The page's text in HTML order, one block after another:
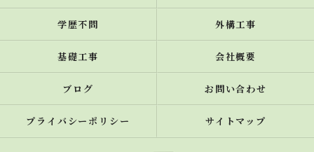
学歴不問 外構工事
基礎工事 会社概要
ブログ お問い合わせ
プライバシーポリシー サイトマップ